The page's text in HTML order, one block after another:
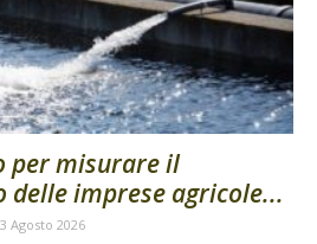
per misurare il
delle imprese agricole...
3 Agosto 2026